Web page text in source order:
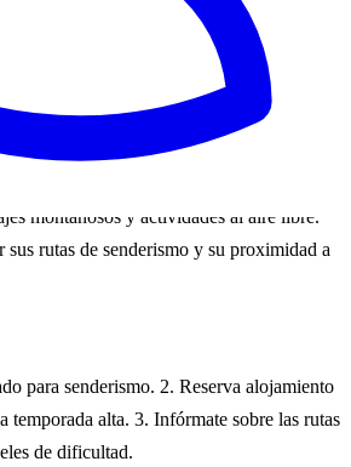
son agradables y las actividades al aire libre
embargo, la primavera también ofrece un
en flor.
it
montañosos y actividades al aire libre.
rutas de senderismo y su proximidad a
para senderismo. 2. Reserva alojamiento
temporada alta. 3. Infórmate sobre las rutas
de dificultad.